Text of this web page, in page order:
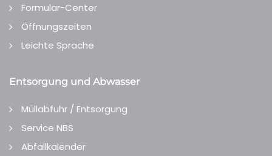
Formular-Center
Öffnungszeiten
Leichte Sprache
Entsorgung und Abwasser
Müllabfuhr / Entsorgung
Service NBS
Abfallkalender